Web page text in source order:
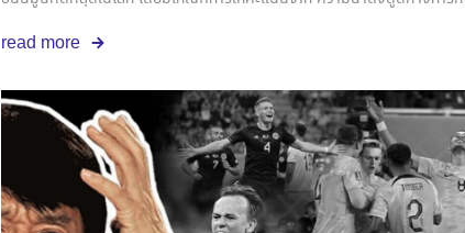
จ.ตราด ประเทศไทย เข้าไปอยู่ในอันดับ 1 ของจุดหมายปลายทางแห่งการฮันนี
และกิจกรรมอื่นๆ และที่สำคัญคือ ค่าใช้จ่ายต่างๆ เข้าถึงได้ง่ายอย่างไม่น่าเชื่อ
เอาชนะปาตาโกเนีย ประเทศชิลี และราชสถาน ประเทศอินเดีย ซึ่งถูกจัดให้เป็
ไม่แน่ว่า ถ้าสมรสเท่าเทียมประกาศใช้เมื่อไหร่ “เกาะช้าง” อาจจะเป็นอีกหนึ่งส
ทางของคู่รักทุกเพศจากทั่วโลก ให้มุ่งมายังประเทศไทยก็เป็นได้
read more